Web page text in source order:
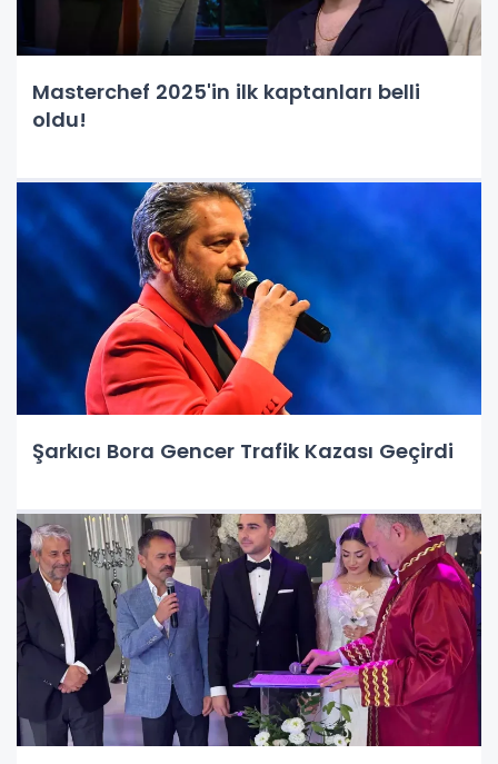
Masterchef 2025'in ilk kaptanları belli
oldu!
Şarkıcı Bora Gencer Trafik Kazası Geçirdi